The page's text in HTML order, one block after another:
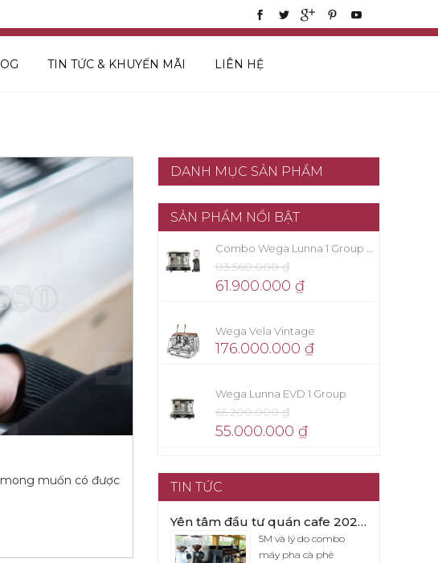
TIN TỨC & KHUYẾN MÃI LIÊN HỆ
muốn có được
DANH MỤC SẢN PHẨM
SẢN PHẨM NỔI BẬT
83.560.000₫
61.900.000 ₫
Wega Vela Vintage
176.000.000 ₫
Wega Lunna EVD 1 Group
65.200.000₫
55.000.000 ₫
TIN TỨC
Yên tâm đầu tư quán cafe 2026 với combo máy pha cafe Wega Pegaso x Eureka Firenze 75
5M và lý do combo
máy pha cà phê